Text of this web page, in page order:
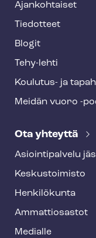
Ajankohtaiset
Tiedotteet
Blogit
Tehy-lehti
Koulutus- ja
Meidän vuoro -
Ota yhteyttä
Asioin­ti­pal­ve­lu
Keskustoimisto
Henkilökunta
Ammattiosastot
Medialle